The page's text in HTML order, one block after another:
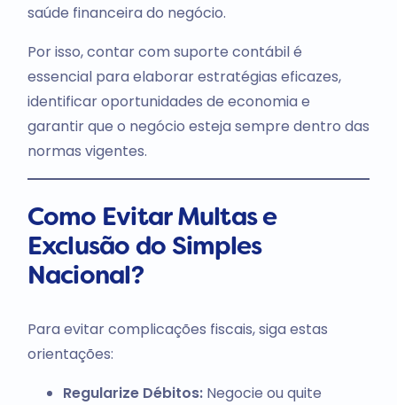
saúde financeira do negócio.
Por isso, contar com suporte contábil é
essencial para elaborar estratégias eficazes,
identificar oportunidades de economia e
garantir que o negócio esteja sempre dentro das
normas vigentes.
Como Evitar Multas e
Exclusão do Simples
Nacional?
Para evitar complicações fiscais, siga estas
orientações:
Regularize Débitos:Negocie ou quite